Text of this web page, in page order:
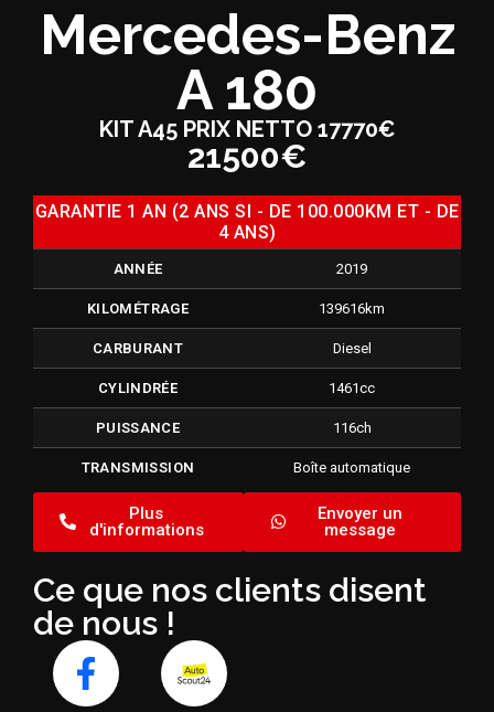
Mercedes-Benz
A 180
KIT A45 PRIX NETTO 17770€
21500€
GARANTIE 1 AN (2 ANS SI - DE 100.000KM ET - DE
4 ANS)
ANNÉE 2019
KILOMÉTRAGE 139616km
CARBURANT Diesel
CYLINDRÉE 1461cc
PUISSANCE 116ch
TRANSMISSION Boîte automatique
Plus
d'informations
Envoyer un
message
Ce que nos clients disent
de nous !